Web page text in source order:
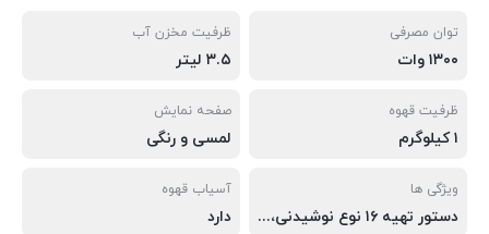
توان مصرفی
۱۳۰۰ وات
ظرفیت مخزن آب
۳.۵ لیتر
ظرفیت قهوه
۱ کیلوگرم
صفحه نمایش
لمسی و رنگی
ویژگی ها
دستور تهیه ۱۶ نوع نوشیدنی، سیستم آسیاب قهوه و شیر تازه
آسیاب قهوه
دارد